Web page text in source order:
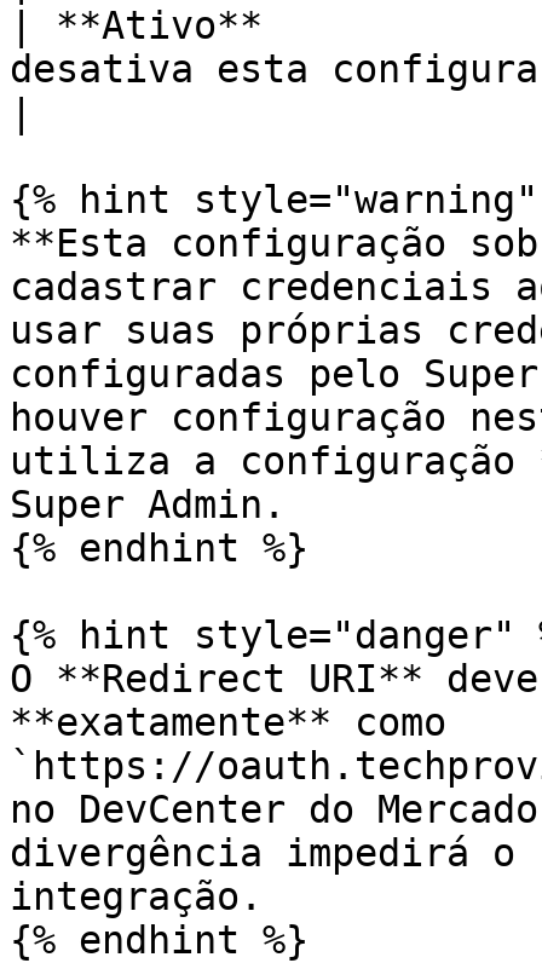
| **Ativo**
desativa esta
{% hint style="warning"
**Esta configuração
cadastrar credenciais
usar suas próprias
configuradas pelo
houver configuração
utiliza a configuração
Super Admin.
{% endhint %}
{% hint style="danger"
O **Redirect URI**
**exatamente** como
`https://
no DevCenter do
divergência impedirá o
integração.
{% endhint %}